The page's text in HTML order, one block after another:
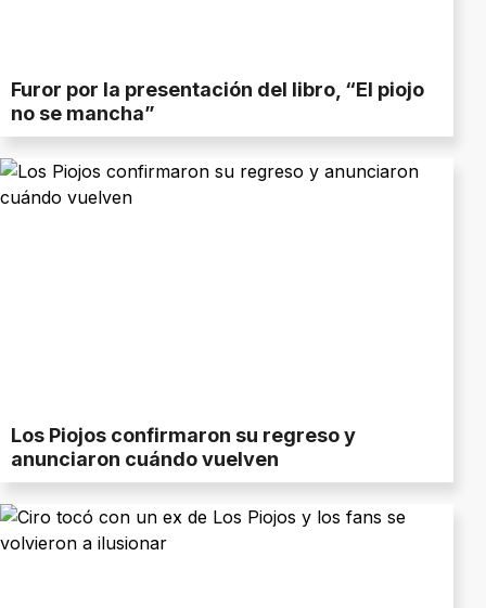
Furor por la presentación del libro, “El piojo
no se mancha”
Los Piojos confirmaron su regreso y
anunciaron cuándo vuelven